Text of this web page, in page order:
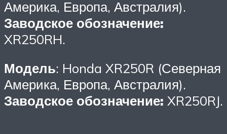
Америка, Европа, Австралия).
Заводское обозначение:
XR250RH.
Модель: Honda XR250R (Северная
Америка, Европа, Австралия).
Заводское обозначение: XR250RJ.